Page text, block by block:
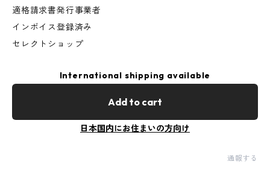
適格請求書発行事業者
インボイス登録済み
セレクトショップ
International shipping available
Add to cart
日本国内にお住まいの方向け
通報する